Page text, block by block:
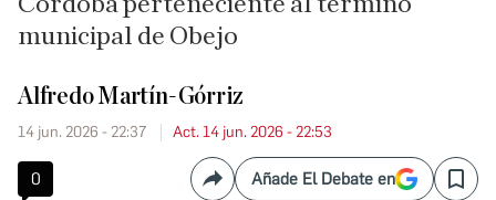
municipal de Obejo
Alfredo Martín-Górriz
14 jun. 2026 - 22:37 Act. 14 jun. 2026 - 22:53
0 CompartirAñade El Debate en Save